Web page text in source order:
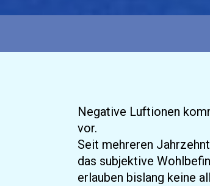
Negative Luftionen
vor.
Seit mehreren
das subjektive
erlauben bislang keine